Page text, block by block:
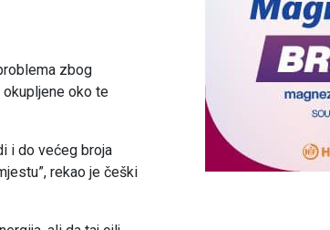
zbog
okupljene oko te
i do većeg broja
rekao je češki